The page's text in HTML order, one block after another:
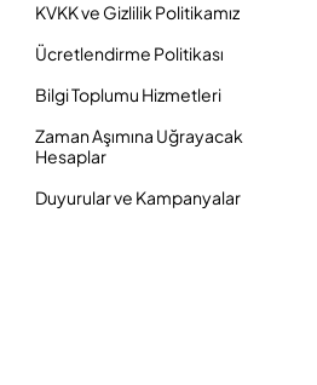
KVKK ve Gizlilik Politikamız
Ücretlendirme Politikası
Bilgi Toplumu Hizmetleri
Zaman Aşımına Uğrayacak
Hesaplar
Duyurular ve Kampanyalar